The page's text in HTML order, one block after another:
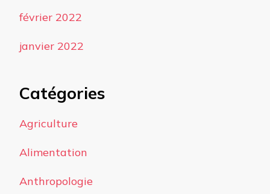
février 2022
janvier 2022
Catégories
Agriculture
Alimentation
Anthropologie